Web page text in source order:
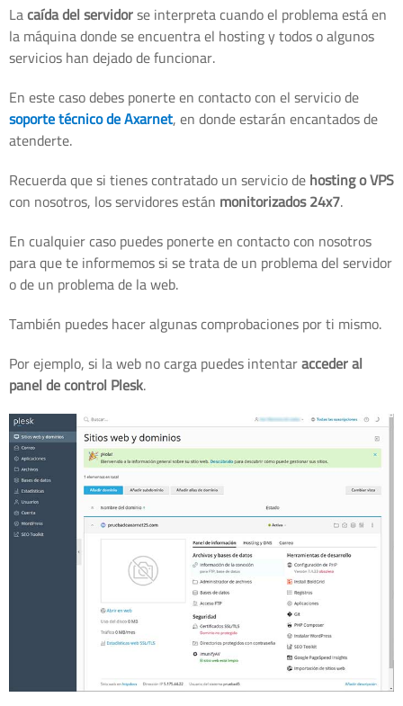
Lacaída del servidorse interpreta cuando el problema está en
la máquina donde se encuentra el hosting y todos o algunos
servicios han dejado de funcionar.
En este caso debes ponerte en contacto con el servicio de
soporte técnico de Axarnet, en donde estarán encantados de
atenderte.
Recuerda que si tienes contratado un servicio dehosting o VPS
con nosotros, los servidores están monitorizados 24x7.
En cualquier caso puedes ponerte en contacto con nosotros
para que te informemos si se trata de un problema del servidor
o de un problema de la web.
También puedes hacer algunas comprobaciones por ti mismo.
Por ejemplo, si la web no carga puedes intentaracceder al
panel de control Plesk.